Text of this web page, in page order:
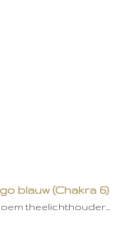
blauw (Chakra 6)
theelichthouder…